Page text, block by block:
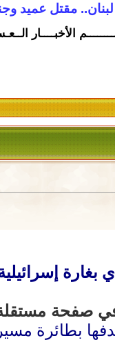
لبنان.. مقتل عميد
الأخبــــار
بغارة
بطائرة